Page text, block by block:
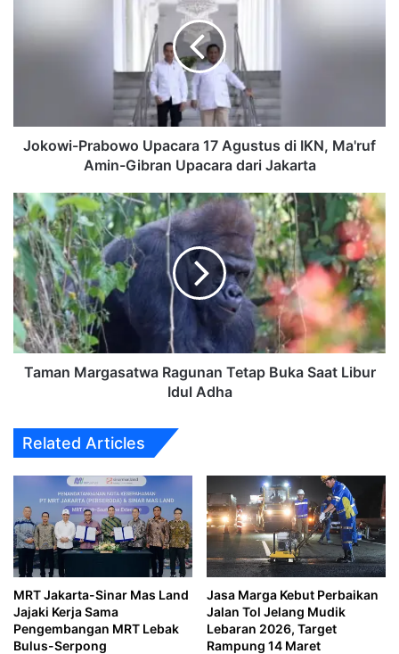
Amin-
Gibran
Jakarta
Jokowi-Prabowo Upacara 17 Agustus di IKN, Ma'ruf
Amin-Gibran Upacara dari Jakarta
Taman
Margasatwa
Ragunan
Tetap
Buka
Saat
Libur
Idul
Adha
Taman Margasatwa Ragunan Tetap Buka Saat Libur
Idul Adha
Related Articles
MRT Jakarta-Sinar Mas Land
Jajaki Kerja Sama
Pengembangan MRT Lebak
Bulus-Serpong
Jasa Marga Kebut Perbaikan
Jalan Tol Jelang Mudik
Lebaran 2026, Target
Rampung 14 Maret